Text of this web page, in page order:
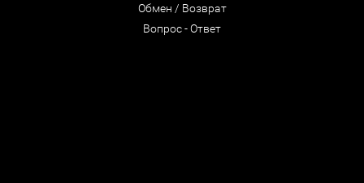
Обмен / Возврат
Вопрос - Ответ